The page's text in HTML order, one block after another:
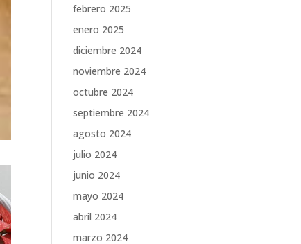
febrero 2025
enero 2025
diciembre 2024
noviembre 2024
octubre 2024
septiembre 2024
agosto 2024
julio 2024
junio 2024
mayo 2024
abril 2024
marzo 2024